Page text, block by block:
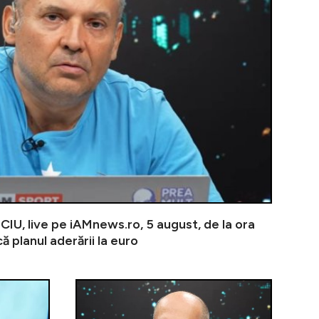
live pe iAMnews.ro, 5 august, de la ora
planul aderării la euro
România Aprinsă”. Bonus pentru prosumatorii care
VIDEO | PREA MULT BANCIU, 4 august. ”Safari
VIDEO |